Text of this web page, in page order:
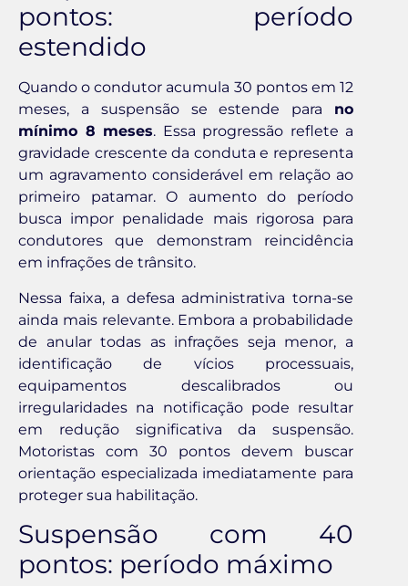
pontos: período
estendido
Quando o condutor acumula 30 pontos em 12
meses, a suspensão se estende para no
mínimo 8 meses. Essa progressão reflete a
gravidade crescente da conduta e representa
um agravamento considerável em relação ao
primeiro patamar. O aumento do período
busca impor penalidade mais rigorosa para
condutores que demonstram reincidência
em infrações de trânsito.
Nessa faixa, a defesa administrativa torna-se
ainda mais relevante. Embora a probabilidade
de anular todas as infrações seja menor, a
identificação de vícios processuais,
equipamentos descalibrados ou
irregularidades na notificação pode resultar
em redução significativa da suspensão.
Motoristas com 30 pontos devem buscar
orientação especializada imediatamente para
proteger sua habilitação.
Suspensão com 40
pontos: período máximo